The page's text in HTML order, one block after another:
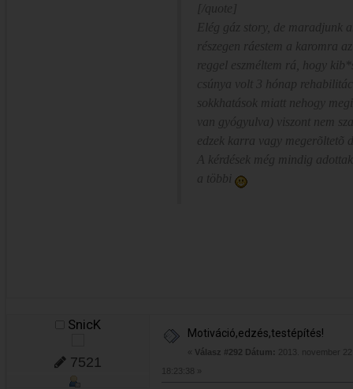
[/quote]
Elég gáz story, de maradjunk
részegen ráestem a karomra
reggel eszméltem rá, hogy
csúnya volt 3 hónap
sokkhatások miatt nehogy
van gyógyulva) viszont nem
edzek karra vagy megerõltetõ
A kérdések még mindig
a többi
SnicK
7521
Motiváció,edzés,testépítés!
« Válasz #292 Dátum:
2013. november
18:23:38 »